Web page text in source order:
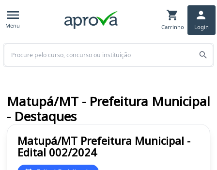
Menu Carrinho Login
Buscar
Matupá/MT Prefeitura Municipal -
Edital 002/2024
Matupá/MT - Prefeitura Municipal
- Destaques